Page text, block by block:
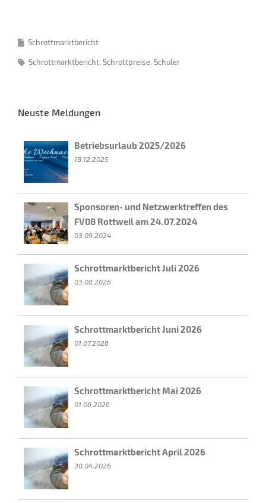
Schrottmarktbericht
Schrottmarktbericht Schrottpreise Schuler
Neuste Meldungen
Betriebsurlaub 2025/2026
18.12.2025
Sponsoren- und Netzwerktreffen des
FV08 Rottweil am 24.07.2024
03.09.2024
Schrottmarktbericht Juli 2026
03.08.2026
Schrottmarktbericht Juni 2026
01.07.2026
Schrottmarktbericht Mai 2026
01.06.2026
Schrottmarktbericht April 2026
30.04.2026